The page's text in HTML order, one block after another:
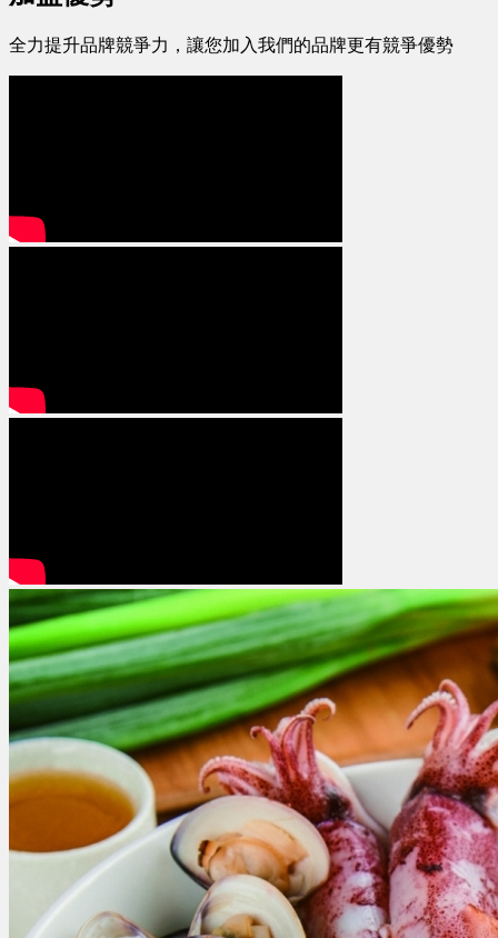
全力提升品牌競爭力，讓您加入我們的品牌更有競爭優勢